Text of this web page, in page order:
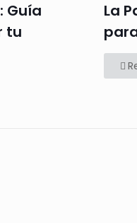
Guía
tu
La